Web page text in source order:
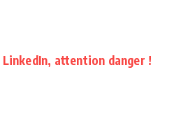
attention danger !